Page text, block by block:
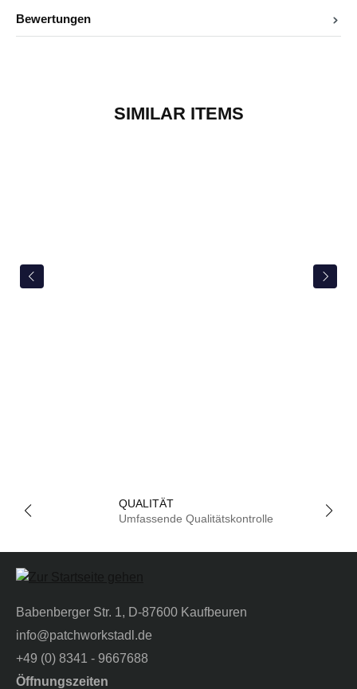
Bewertungen
SIMILAR ITEMS
QUALITÄT
Umfassende Qualitätskontrolle
Babenberger Str. 1, D-87600 Kaufbeuren
info@patchworkstadl.de
+49 (0) 8341 - 9667688
Öffnungszeiten